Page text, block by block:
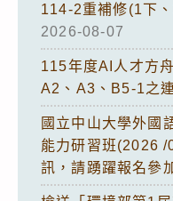
114-2重補修(1下
2026-08-07
115年度AI人才方
A2、A3、B5-1之
國立中山大學外國
能力研習班(2026
訊，請踴躍報名參